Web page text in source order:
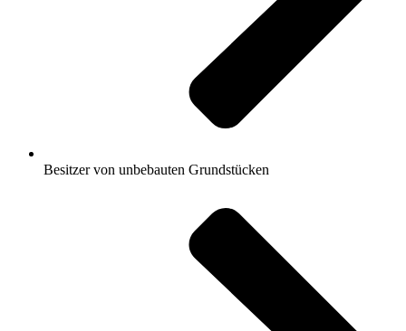
Besitzer von unbebauten Grundstücken